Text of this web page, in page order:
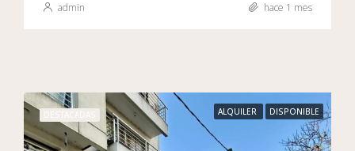
admin hace 1 mes
ALQUILER DISPONIBLE